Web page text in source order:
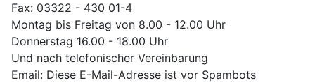
Fax: 03322 - 430 01-4
Montag bis Freitag von 8.00 - 12.00 Uhr
Donnerstag 16.00 - 18.00 Uhr
Und nach telefonischer Vereinbarung
Email: Diese E-Mail-Adresse ist vor Spambots